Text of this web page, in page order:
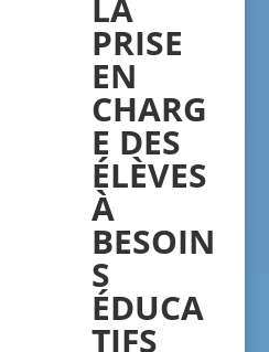
LA
PRISE
EN
CHARG
E DES
ÉLÈVES
À
BESOIN
S
ÉDUCA
TIFS